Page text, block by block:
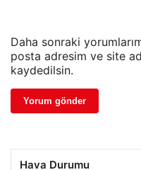
Daha sonraki
posta adresim ve site
kaydedilsin.
Hava Durumu